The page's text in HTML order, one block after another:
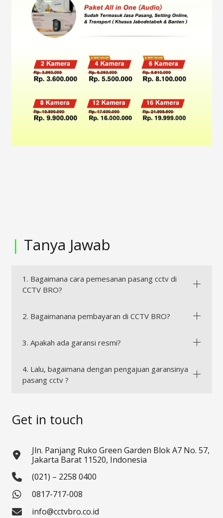
| Tanya Jawab
1. Bagaimana cara pemesanan pasang cctv di
CCTV BRO?
2. Bagaimanana pembayaran di CCTV BRO?
3. Apakah ada garansi resmi?
4. Lalu, bagaimana dengan pengajuan garansinya
pasang cctv ?
Get in touch
Jln. Panjang Ruko Green Garden Blok A7 No. 57,
Jakarta Barat 11520, Indonesia
(021) – 2258 0400
0817-717-008
info@cctvbro.co.id